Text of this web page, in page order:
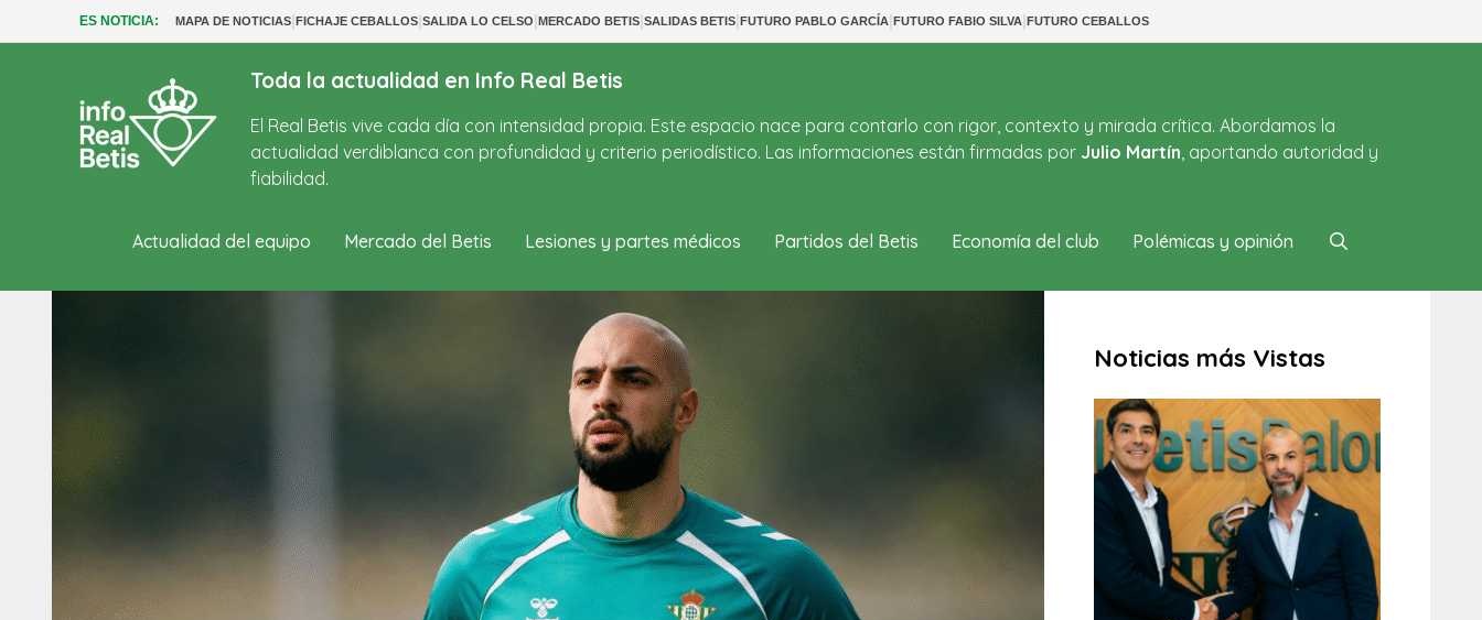
ES NOTICIA: MAPA DE NOTICIAS|FICHAJE CEBALLOS|SALIDA LO CELSO|MERCADO BETIS|SALIDAS BETIS|FUTURO PABLO GARCÍA|FUTURO FABIO SILVA|FUTURO CEBALLOS
Toda la actualidad en Info Real Betis
El Real Betis vive cada día con intensidad propia. Este espacio nace para contarlo con rigor, contexto y mirada crítica. Abordamos la
actualidad verdiblanca con profundidad y criterio periodístico. Las informaciones están firmadas por Julio Martín, aportando autoridad y
fiabilidad.
Actualidad del equipo Mercado del Betis Lesiones y partes médicos Partidos del Betis Economía del club Polémicas y opinión
Noticias más Vistas